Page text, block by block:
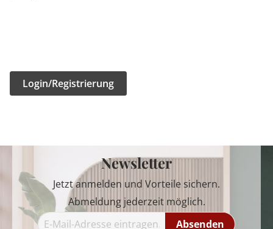
Login/Registrierung
Newsletter
Jetzt anmelden und Vorteile sichern.
Abmeldung jederzeit möglich.
Absenden